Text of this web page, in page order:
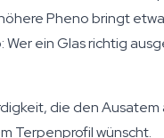
Pheno bringt
ein Glas richtig
die den
Terpenprofil wünscht.